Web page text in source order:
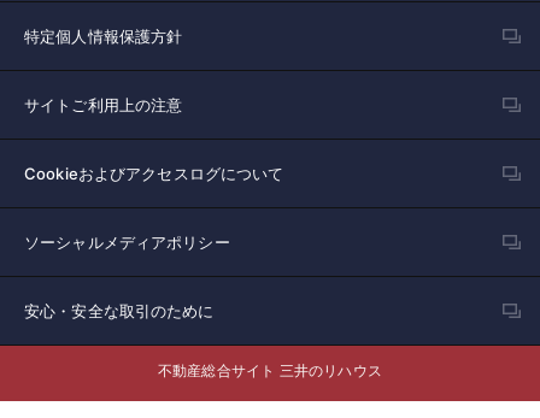
特定個人情報保護方針
サイトご利用上の注意
Cookieおよびアクセスログについて
ソーシャルメディアポリシー
安心・安全な取引のために
不動産総合サイト 三井のリハウス